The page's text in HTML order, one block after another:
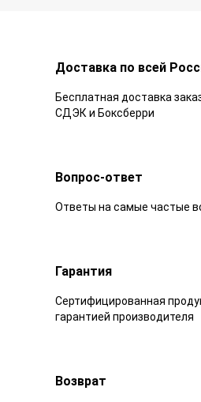
Доставка по всей
Бесплатная доставка
СДЭК и Боксберри
Вопрос-ответ
Ответы на самые частые
Гарантия
Сертифицированная
гарантией производителя
Возврат